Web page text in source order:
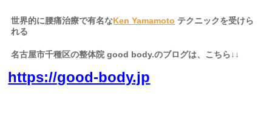
世界的に腰痛治療で有名なKen Yamamoto テクニックを受けら
れる
名古屋市千種区の整体院 good body.のブログは、こちら↓↓
https://good-body.jp